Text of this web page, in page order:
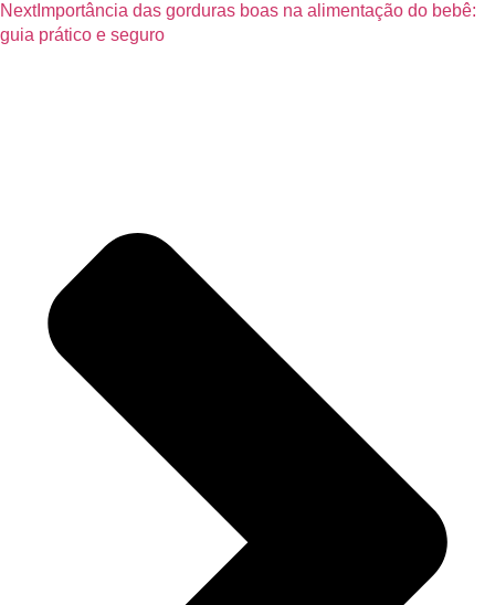
NextImportância das gorduras boas na alimentação do bebê:
guia prático e seguro